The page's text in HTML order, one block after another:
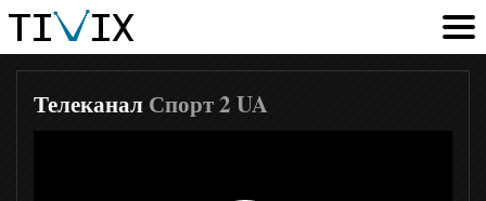
Телеканал Спорт 2 UA
Eurosport